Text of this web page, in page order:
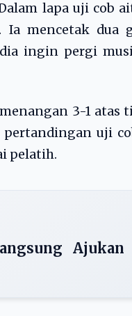
lapa uji cob
Ia mencetak dua
ingin pergi
3-1 atas
pertandingan uji
pelatih.
Ajukan